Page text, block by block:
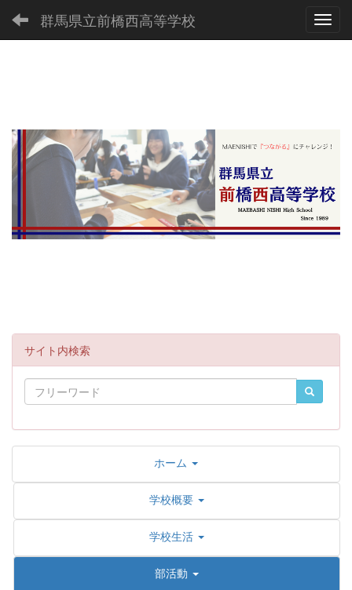
群馬県立前橋西高等学校
サイト内検索
ホーム
学校概要
学校生活
部活動